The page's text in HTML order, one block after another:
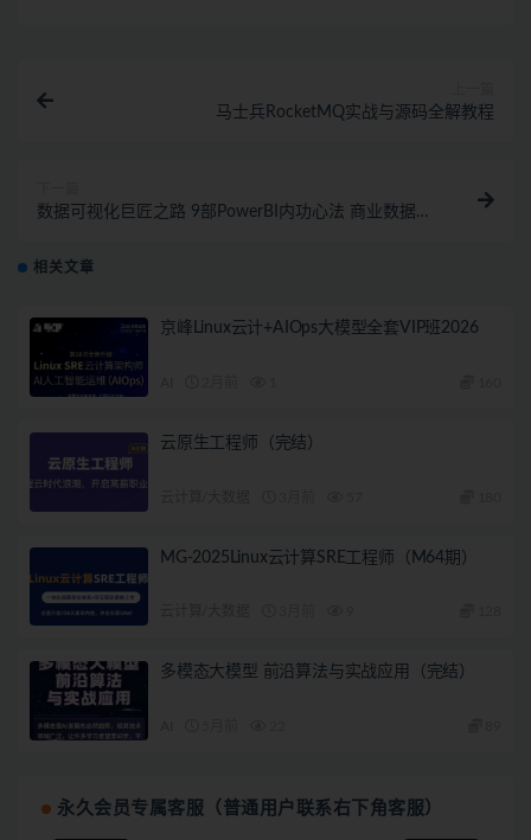
马士兵RocketMQ实战与源码全解教程
数据可视化巨匠之路 9部PowerBI内功心法 商业数据可
相关文章
京峰Linux云计+AIOps大模型全套VIP班2026
云原生工程师（完结）
MG-2025Linux云计算SRE工程师（M64期）
多模态大模型 前沿算法与实战应用（完结）
永久会员专属客服（普通用户联系右下角客服）